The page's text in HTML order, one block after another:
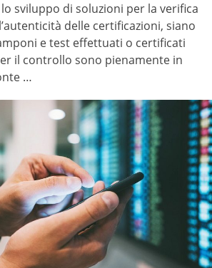
sviluppo di soluzioni per la verifica
delle certificazioni, siano
e test effettuati o certificati
il controllo sono pienamente in
…